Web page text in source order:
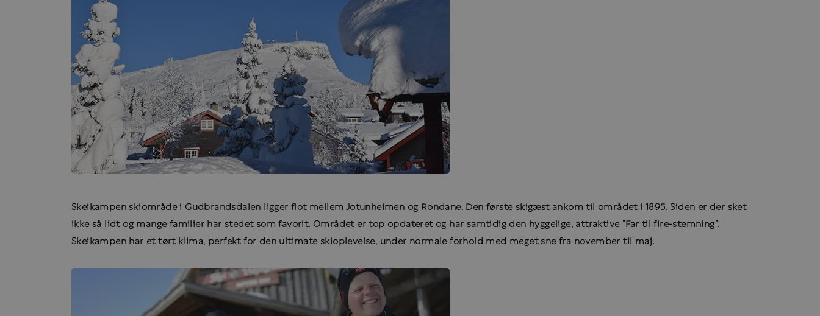
Skeikampen skiområde i Gudbrandsdalen ligger flot mellem Jotunheimen og Rondane. Den første skigæst ankom til området i 1895. Siden er der sket
ikke så lidt og mange familier har stedet som favorit. Området er top opdateret og har samtidig den hyggelige, attraktive ”Far til fire-stemning”.
Skeikampen har et tørt klima, perfekt for den ultimate skioplevelse, under normale forhold med meget sne fra november til maj.